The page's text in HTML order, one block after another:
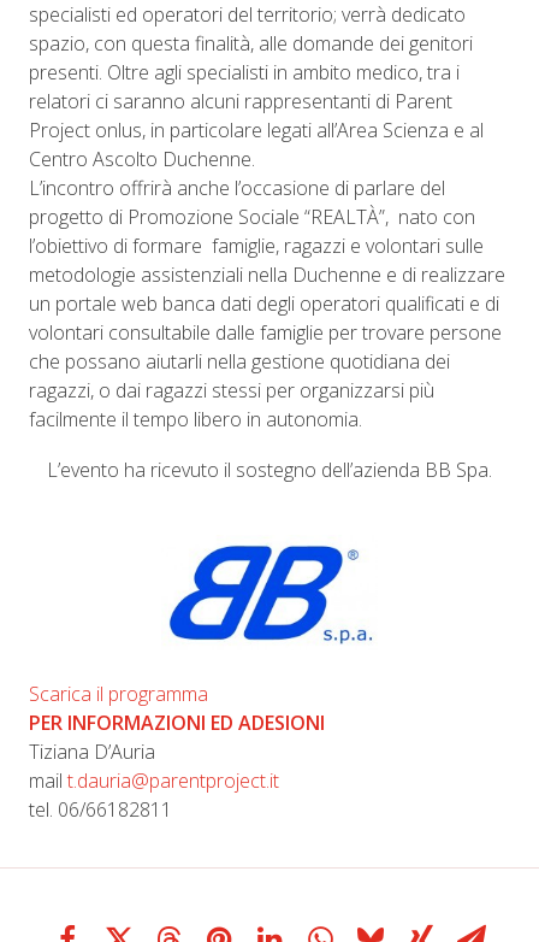
specialisti ed operatori del territorio; verrà dedicato
spazio, con questa finalità, alle domande dei genitori
presenti. Oltre agli specialisti in ambito medico, tra i
relatori ci saranno alcuni rappresentanti di Parent
Project onlus, in particolare legati all’Area Scienza e al
Centro Ascolto Duchenne.
L’incontro offrirà anche l’occasione di parlare del
progetto di Promozione Sociale “REALTÀ”, nato con
l’obiettivo di formare famiglie, ragazzi e volontari sulle
metodologie assistenziali nella Duchenne e di realizzare
un portale web banca dati degli operatori qualificati e di
volontari consultabile dalle famiglie per trovare persone
che possano aiutarli nella gestione quotidiana dei
ragazzi, o dai ragazzi stessi per organizzarsi più
facilmente il tempo libero in autonomia.
L’evento ha ricevuto il sostegno dell’azienda BB Spa.
Scarica il programma
PER INFORMAZIONI ED ADESIONI
Tiziana D’Auria
mail t.dauria@parentproject.it
tel. 06/66182811